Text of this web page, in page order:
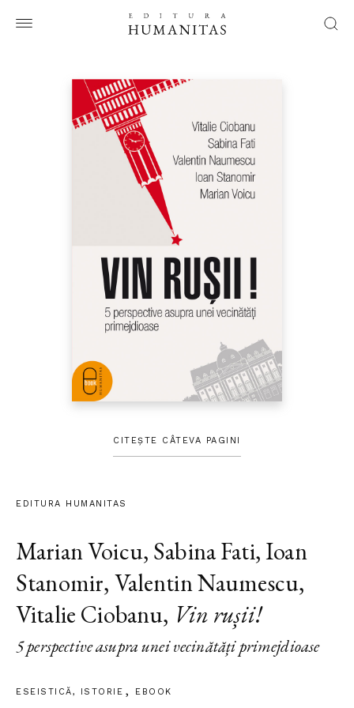
CITEȘTE CÂTEVA PAGINI
EDITURA HUMANITAS
Marian Voicu, Sabina Fati,Ioan
Stanomir, Valentin Naumescu,
Vitalie Ciobanu, Vin rușii!
5 perspective asupra unei vecinătăți primejdioase
ESEISTICĂ, ISTORIE EBOOK